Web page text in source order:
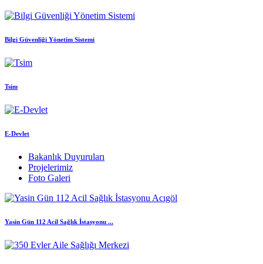
Bilgi Güvenliği Yönetim Sistemi
Tsim
E-Devlet
Bakanlık Duyuruları
Projelerimiz
Foto Galeri
Yasin Gün 112 Acil Sağlık İstasyonu ...